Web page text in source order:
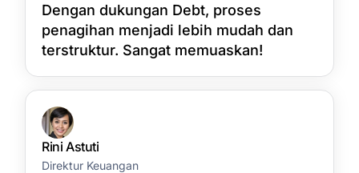
Dengan dukungan Debt, proses
penagihan menjadi lebih mudah dan
terstruktur. Sangat memuaskan!
Rini Astuti
Direktur Keuangan